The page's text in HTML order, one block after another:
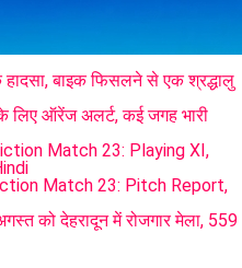
बाइक फिसलने से एक श्रद्धालु
लिए ऑरेंज अलर्ट, कई जगह भारी
Match 23: Playing XI,
Match 23: Pitch Report,
को देहरादून में रोजगार मेला, 559